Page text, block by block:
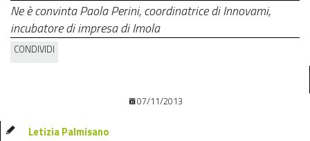
Ne è convinta Paola Perini, coordinatrice di Innovami,
incubatore di impresa di Imola
CONDIVIDI
07/11/2013
Letizia Palmisano